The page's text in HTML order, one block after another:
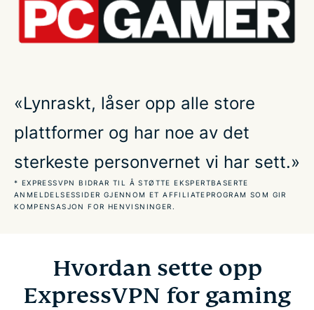
Bruk et VPN for de mest populære spillene
Få en fordel med et VPN for skybasert gaming
Ofte stilte spørsmål: Å bruke et VPN for gaming
Prøv det risikofrie VPN-et for gaming
«Lynraskt, låser opp alle store
plattformer og har noe av det
sterkeste personvernet vi har sett.»
* EXPRESSVPN BIDRAR TIL Å STØTTE EKSPERTBASERTE
ANMELDELSESSIDER GJENNOM ET AFFILIATEPROGRAM SOM GIR
KOMPENSASJON FOR HENVISNINGER.
Hvordan sette opp
ExpressVPN for gaming